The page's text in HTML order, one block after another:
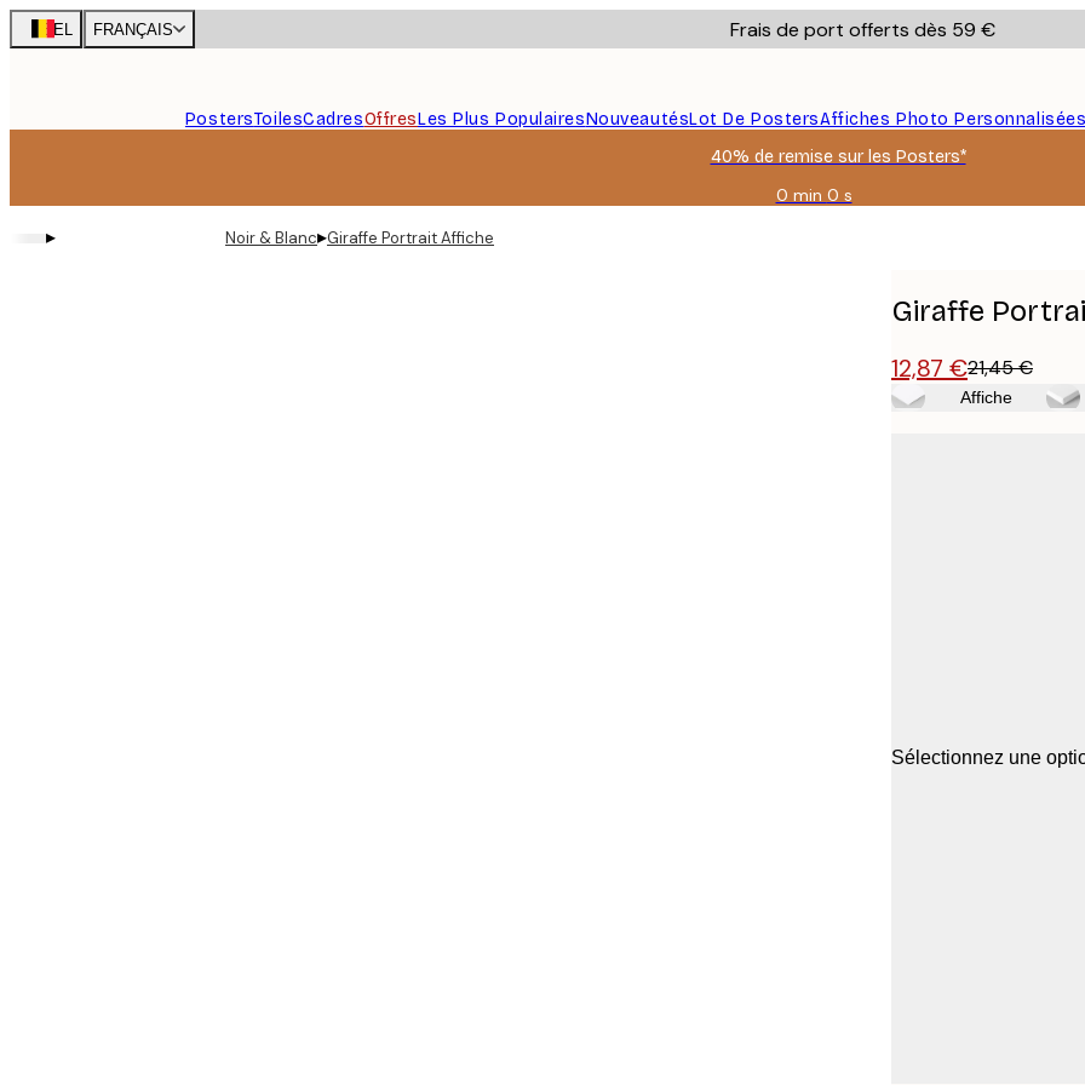
Skip
to
BEL FRANÇAIS Frais de port offerts dès 59 €
PostersToilesCadresOffresLes Plus PopulairesNouveautésLot De PostersAffiches Photo
40% de remise sur les Posters*
0 min 0 s
Valable
▸ Noir & Blanc▸Giraffe Portrait Affiche
Giraffe
12,87 €21,45 €
Affiche
Sélectionnez une